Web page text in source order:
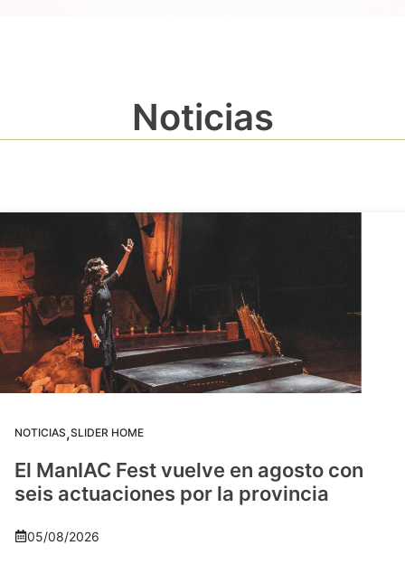
Noticias
NOTICIAS,SLIDER HOME
El ManIAC Fest vuelve en agosto con
seis actuaciones por la provincia
05/08/2026